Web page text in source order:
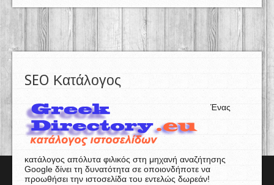
SEO Κατάλογος
Ένας
κατάλογος απόλυτα φιλικός στη μηχανή αναζήτησης
Google δίνει τη δυνατότητα σε οποιονδήποτε να
προωθήσει την ιστοσελίδα του εντελώς δωρεάν!